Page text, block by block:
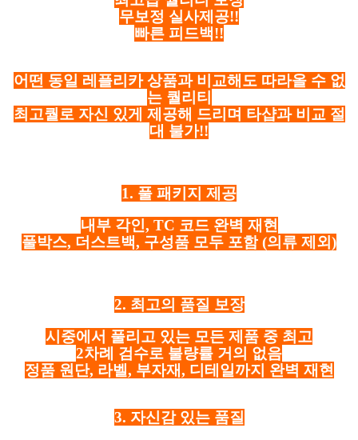
무보정 실사제공!!
빠른 피드백!!
어떤 동일 레플리카 상품과 비교해도 따라올 수 없
는 퀄리티
최고퀄로 자신 있게 제공해 드리며 타샵과 비교 절
대 불가!!
1. 풀 패키지 제공
내부 각인, TC 코드 완벽 재현
풀박스, 더스트백, 구성품 모두 포함 (의류 제외)
2. 최고의 품질 보장
시중에서 풀리고 있는 모든 제품 중 최고
2차례 검수로 불량률 거의 없음
정품 원단, 라벨, 부자재, 디테일까지 완벽 재현
3. 자신감 있는 품질